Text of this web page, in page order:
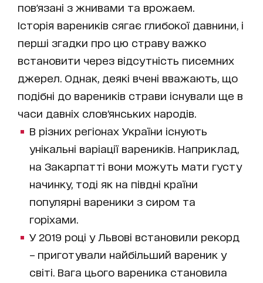
пов'язані з жнивами та врожаем.
Історія вареників сягає глибокої давнини, і
перші згадки про цю страву важко
встановити через відсутність писемних
джерел. Однак, деякі вчені вважають, що
подібні до вареників страви існували ще в
часи давніх словʼянських народів.
В різних регіонах України існують
унікальні варіації вареників. Наприклад,
на Закарпатті вони можуть мати густу
начинку, тоді як на півдні країни
популярні вареники з сиром та
горіхами.
У 2019 році у Львові встановили рекорд
– приготували найбільший вареник у
світі. Вага цього вареника становила